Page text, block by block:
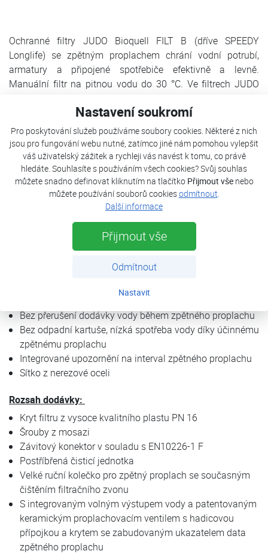
Nastavení soukromí
Pro poskytování služeb používáme soubory cookies. Některé z nich
jsou pro fungování webu nutné, zatímco jiné nám pomohou vylepšit
váš uživatelský zážitek a rychleji vás navést k tomu, co právě
hledáte. Souhlasíte s používáním všech cookies? Svůj souhlas
můžete snadno definovat kliknutím na tlačítko Přijmout všenebo
můžete používání souborů cookiesodmítnout.
Další informace
Přijmout vše
Odmítnout
Nastavit
Ochranné filtry JUDO Bioquell FILT B (dříve SPEEDY
Longlife) se zpětným proplachem chrání vodní potrubí,
armatury a připojené spotřebiče efektivně a levně.
Manuální filtr na pitnou vodu do 30 °C. Ve filtrech JUDO
jemnozrnné nečistoty. Síto filtru lze zkontrolovat zvenčí
průhledítkem a během okamžiku se zpětně propláchne bez
přerušení dodávky vody. Filtry Bioquell®-FILT jsou navíc
vybaveny patentovaným zpětným proplachovacím
ventilem vyrobeným z high-tech keramiky. Díky tomu jsou
obzvláště spolehlivé a mají dlouhou životnost.
Kvalita zaručena, vyrobeno v Německu
Spolehlivá ochrana proti vniknutí částic
Nekomplikované snadné zpětné proplachování
Efektivní zpětný proplach díky technologii keramických
Bez přerušení dodávky vody během zpětného proplachu
Bez odpadní kartuše, nízká spotřeba vody díky účinnému
zpětnému proplachu
Integrované upozornění na interval zpětného proplachu
Sítko z nerezové oceli
Rozsah dodávky:
Kryt filtru z vysoce kvalitního plastu PN 16
Šrouby z mosazi
Závitový konektor v souladu s EN10226-1 F
Postříbřená čisticí jednotka
Velké ruční kolečko pro zpětný proplach se současným
čištěním filtračního zvonu
S integrovaným volným výstupem vody a patentovaným
keramickým proplachovacím ventilem s hadicovou
přípojkou a krytem se zabudovaným ukazatelem data
zpětného proplachu